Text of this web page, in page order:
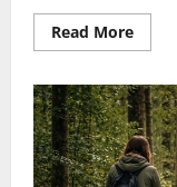
Read MoreRead
more
hvad
det
er,
og
sådan